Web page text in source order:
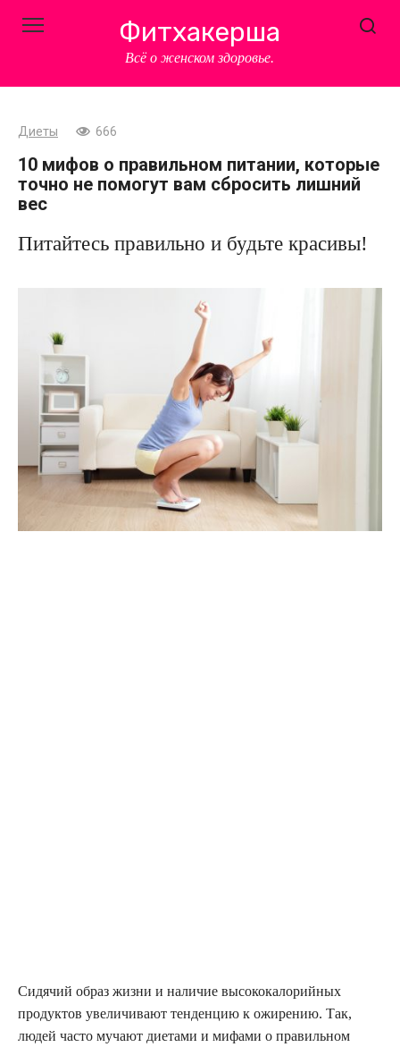
Фитхакерша
Всё о женском здоровье.
Диеты 666
10 мифов о правильном питании, которые
точно не помогут вам сбросить лишний
вес
Питайтесь правильно и будьте красивы!
Сидячий образ жизни и наличие высококалорийных
продуктов увеличивают тенденцию к ожирению. Так,
людей часто мучают диетами и мифами о правильном